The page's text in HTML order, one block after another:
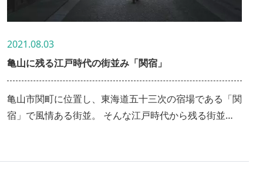
2021.08.03
亀山に残る江戸時代の街並み「関宿」
亀山市関町に位置し、東海道五十三次の宿場である「関
宿」で風情ある街並。 そんな江戸時代から残る街並み
り、夏を感じるにはピッタリ。 お盆休みは混雑を避